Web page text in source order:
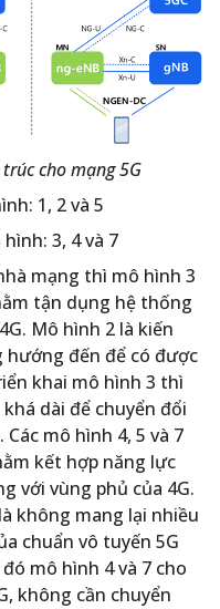
cho mạng 5G
1, 2 và 5
3, 4 và 7
mạng thì mô hình 3
tận dụng hệ thống
Mô hình 2 là kiến
hướng đến để có được
khai mô hình 3 thì
dài để chuyển đổi
mô hình 4, 5 và 7
kết hợp năng lực
với vùng phủ của 4G.
không mang lại nhiều
chuẩn vô tuyến 5G
mô hình 4 và 7 cho
không cần chuyển